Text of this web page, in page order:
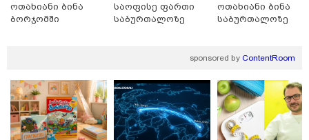
ოთახიანი ბინა
ბორჯომში
საოფისე ფართი
საბურთალოზე
ოთახიანი ბინა
საბურთალოზე
sponsored by ContentRoom